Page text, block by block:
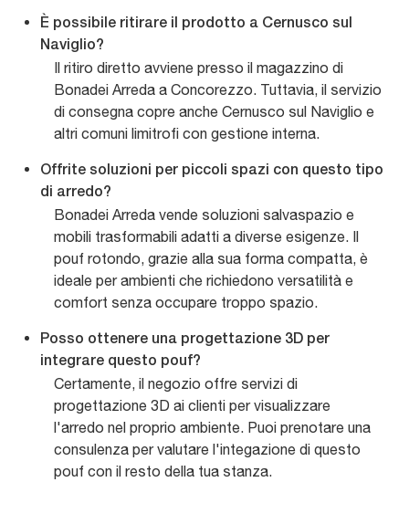
È possibile ritirare il prodotto a Cernusco sul
Naviglio?
Il ritiro diretto avviene presso il magazzino di
Bonadei Arreda a Concorezzo. Tuttavia, il servizio
di consegna copre anche Cernusco sul Naviglio e
altri comuni limitrofi con gestione interna.
Offrite soluzioni per piccoli spazi con questo tipo
di arredo?
Bonadei Arreda vende soluzioni salvaspazio e
mobili trasformabili adatti a diverse esigenze. Il
pouf rotondo, grazie alla sua forma compatta, è
ideale per ambienti che richiedono versatilità e
comfort senza occupare troppo spazio.
Posso ottenere una progettazione 3D per
integrare questo pouf?
Certamente, il negozio offre servizi di
progettazione 3D ai clienti per visualizzare
l'arredo nel proprio ambiente. Puoi prenotare una
consulenza per valutare l'integazione di questo
pouf con il resto della tua stanza.